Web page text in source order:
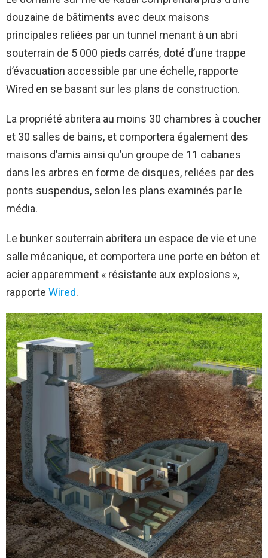
douzaine de bâtiments avec deux maisons
principales reliées par un tunnel menant à un abri
souterrain de 5 000 pieds carrés, doté d’une trappe
d’évacuation accessible par une échelle, rapporte
Wired en se basant sur les plans de construction.
La propriété abritera au moins 30 chambres à coucher
et 30 salles de bains, et comportera également des
maisons d’amis ainsi qu’un groupe de 11 cabanes
dans les arbres en forme de disques, reliées par des
ponts suspendus, selon les plans examinés par le
média.
Le bunker souterrain abritera un espace de vie et une
salle mécanique, et comportera une porte en béton et
acier apparemment « résistante aux explosions »,
rapporte Wired.